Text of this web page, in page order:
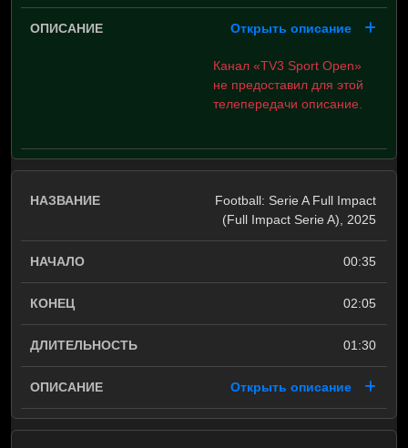
Открыть описание
Канал «TV3 Sport Open»
не предоставил для этой
телепередачи описание.
Football: Serie A Full Impact
(Full Impact Serie A), 2025
00:35
02:05
01:30
Открыть описание